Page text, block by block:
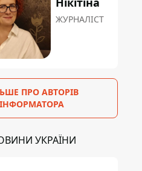
ЖУРНАЛІСТ
ПРО АВТОРІВ
ІНФОРМАТОРА
УКРАЇНИ